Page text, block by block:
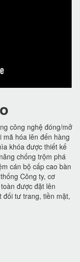
công nghệ đóng/mở
hóa lên đến hàng
khóa được thiết kế
chống trộm phá
cán bộ cấp cao bàn
Công ty, cơ
được đặt lên
đối tư trang, tiền mặt,